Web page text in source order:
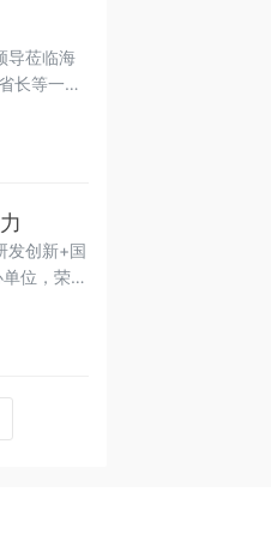
导莅临海
长等一行
发创新+国
位，荣幸